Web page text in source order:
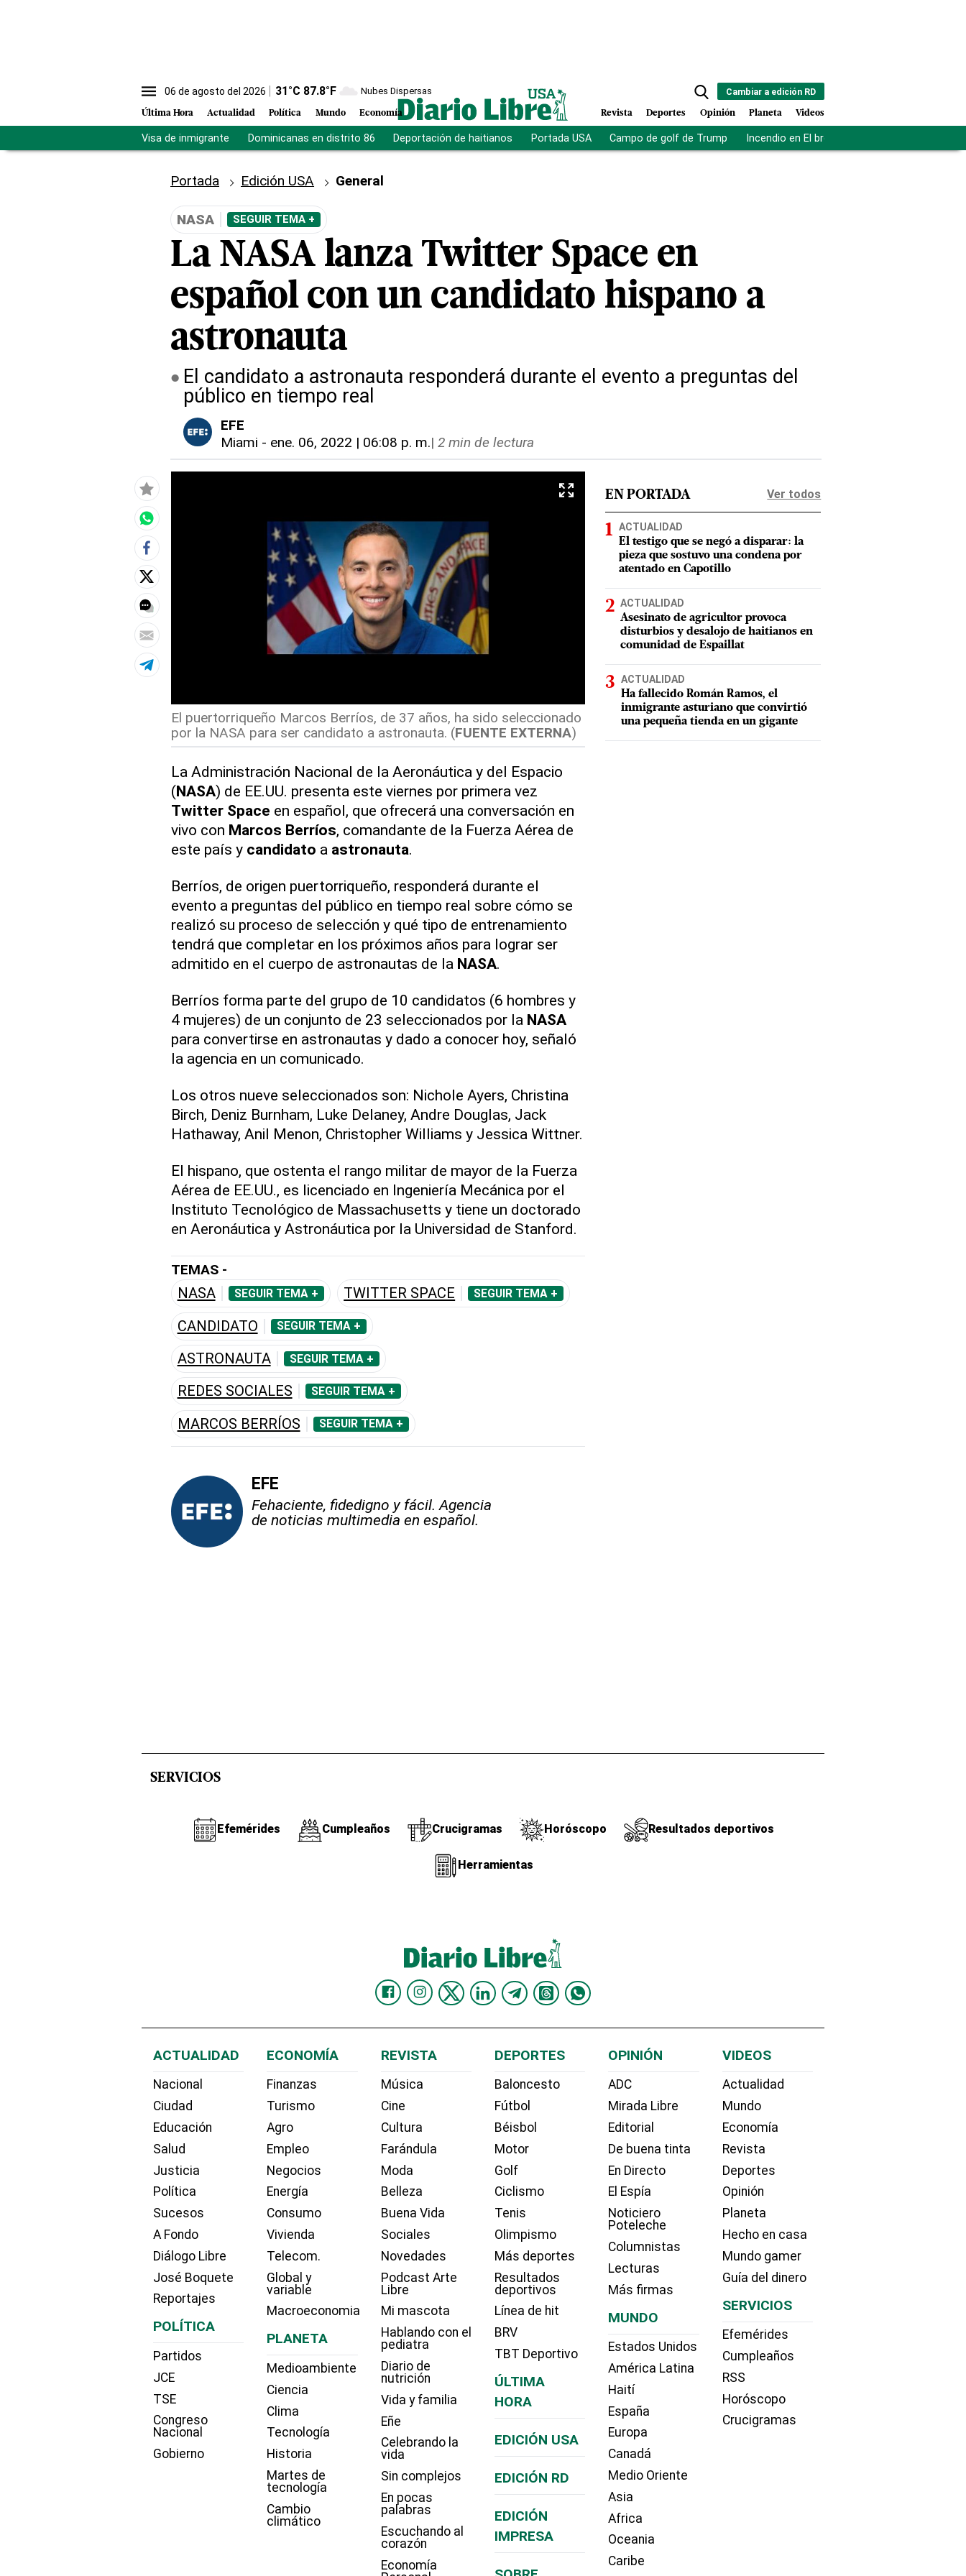
06 de agosto del 2026 31 °C 87.8°F Nubes Dispersas
Última Hora Actualidad Política Mundo Economía
Cambiar a edición RD
Revista Deportes Opinión Planeta Videos
Visa de inmigrante Dominicanas en distrito 86 Deportación de haitianos Portada USA Campo de golf de Trump Incendio en El bronx
Portada Edición USA General
NASA SEGUIR TEMA +
La NASA lanza Twitter Space en
español con un candidato hispano a
astronauta
El candidato a astronauta responderá durante el evento a preguntas del
público en tiempo real
EFE
Miami - ene. 06, 2022 | 06:08 p. m.| 2 min de lectura
El puertorriqueño Marcos Berríos, de 37 años, ha sido seleccionado
por la NASA para ser candidato a astronauta. (FUENTE EXTERNA)
La Administración Nacional de la Aeronáutica y del Espacio
(NASA) de EE.UU. presenta este viernes por primera vez
Twitter Space en español, que ofrecerá una conversación en
vivo con Marcos Berríos, comandante de la Fuerza Aérea de
este país y candidato a astronauta.
Berríos, de origen puertorriqueño, responderá durante el
evento a preguntas del público en tiempo real sobre cómo se
realizó su proceso de selección y qué tipo de entrenamiento
tendrá que completar en los próximos años para lograr ser
admitido en el cuerpo de astronautas de la NASA.
Berríos forma parte del grupo de 10 candidatos (6 hombres y
4 mujeres) de un conjunto de 23 seleccionados por la NASA
para convertirse en astronautas y dado a conocer hoy, señaló
la agencia en un comunicado.
Los otros nueve seleccionados son: Nichole Ayers, Christina
Birch, Deniz Burnham, Luke Delaney, Andre Douglas, Jack
Hathaway, Anil Menon, Christopher Williams y Jessica Wittner.
El hispano, que ostenta el rango militar de mayor de la Fuerza
Aérea de EE.UU., es licenciado en Ingeniería Mecánica por el
Instituto Tecnológico de Massachusetts y tiene un doctorado
en Aeronáutica y Astronáutica por la Universidad de Stanford.
TEMAS -
NASA SEGUIR TEMA + TWITTER SPACE SEGUIR TEMA +
CANDIDATO SEGUIR TEMA +
ASTRONAUTA SEGUIR TEMA +
REDES SOCIALES SEGUIR TEMA +
MARCOS BERRÍOS SEGUIR TEMA +
EFE
Fehaciente, fidedigno y fácil. Agencia
de noticias multimedia en español.
EN PORTADA Ver todos
ACTUALIDAD
El testigo que se negó a disparar: la
pieza que sostuvo una condena por
atentado en Capotillo
ACTUALIDAD
Asesinato de agricultor provoca
disturbios y desalojo de haitianos en
comunidad de Espaillat
ACTUALIDAD
Ha fallecido Román Ramos, el
inmigrante asturiano que convirtió
una pequeña tienda en un gigante
SERVICIOS
Efemérides Cumpleaños Crucigramas Horóscopo Resultados deportivos
Herramientas
ACTUALIDAD
Nacional
Ciudad
Educación
Salud
Justicia
Política
Sucesos
A Fondo
Diálogo Libre
José Boquete
Reportajes
POLÍTICA
Partidos
JCE
TSE
Congreso
Nacional
Gobierno
ECONOMÍA
Finanzas
Turismo
Agro
Empleo
Negocios
Energía
Consumo
Vivienda
Telecom.
Global y
variable
Macroeconomia
PLANETA
Medioambiente
Ciencia
Clima
Tecnología
Historia
Martes de
tecnología
Cambio
climático
REVISTA
Música
Cine
Cultura
Farándula
Moda
Belleza
Buena Vida
Sociales
Novedades
Podcast Arte
Libre
Mi mascota
Hablando con el
pediatra
Diario de
nutrición
Vida y familia
Eñe
Celebrando la
vida
Sin complejos
En pocas
palabras
Escuchando al
corazón
Economía
DEPORTES
Baloncesto
Fútbol
Béisbol
Motor
Golf
Ciclismo
Tenis
Olimpismo
Más deportes
Resultados
deportivos
Línea de hit
BRV
TBT Deportivo
ÚLTIMA
HORA
EDICIÓN USA
EDICIÓN RD
EDICIÓN
IMPRESA
OPINIÓN
ADC
Mirada Libre
Editorial
De buena tinta
En Directo
El Espía
Noticiero
Poteleche
Columnistas
Lecturas
Más firmas
MUNDO
Estados Unidos
América Latina
Haití
España
Europa
Canadá
Medio Oriente
Asia
Africa
Oceania
Caribe
VIDEOS
Actualidad
Mundo
Economía
Revista
Deportes
Opinión
Planeta
Hecho en casa
Mundo gamer
Guía del dinero
SERVICIOS
Efemérides
Cumpleaños
RSS
Horóscopo
Crucigramas